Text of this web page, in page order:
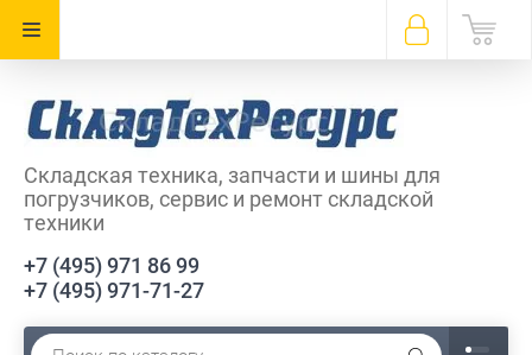
Складская техника, запчасти и шины для
погрузчиков, сервис и ремонт складской
техники
+7 (495) 971 86 99
+7 (495) 971-71-27